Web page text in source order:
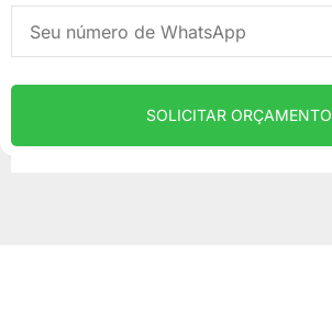
SOLICITAR ORÇAMENTO